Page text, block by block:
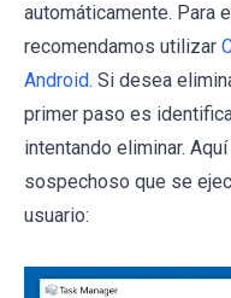
automáticamente. Para
recomendamos utilizar
Android. Si desea
primer paso es
intentando eliminar.
sospechoso que se
usuario: